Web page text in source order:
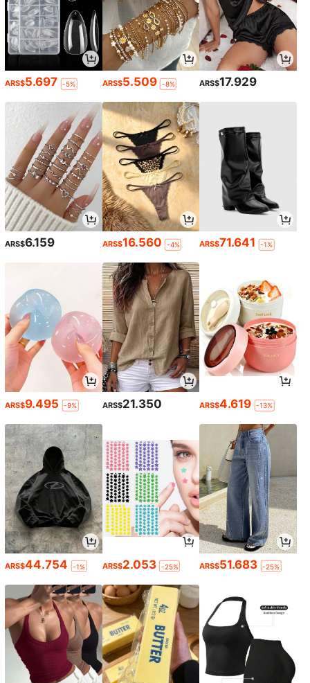
ARS$5.697 -5% ARS$5.509 -8% ARS$17.929
ARS$6.159 ARS$16.560 -4% ARS$71.641 -1%
ARS$9.495 -9% ARS$21.350 ARS$4.619 -13%
ARS$44.754 -1% ARS$2.053 -25% ARS$51.683 -25%